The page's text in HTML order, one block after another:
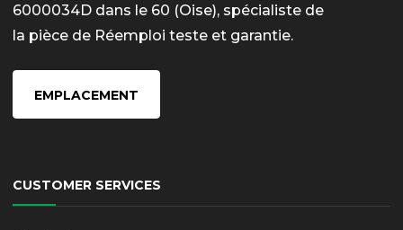
6000034D dans le 60 (Oise), spécialiste de
la pièce de Réemploi teste et garantie.
EMPLACEMENT
CUSTOMER SERVICES